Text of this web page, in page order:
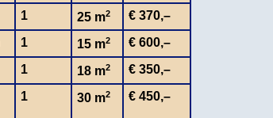
1 25 m2
€ 370,–
1 15 m2
€ 600,–
1 18 m2
€ 350,–
1 30 m2 € 450,–